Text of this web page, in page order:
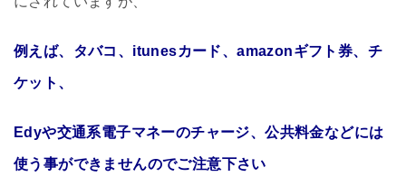
例えば、タバコ、itunesカード、amazonギフト券、チ
ケット、
Edyや交通系電子マネーのチャージ、公共料金などには
使う事ができませんのでご注意下さい